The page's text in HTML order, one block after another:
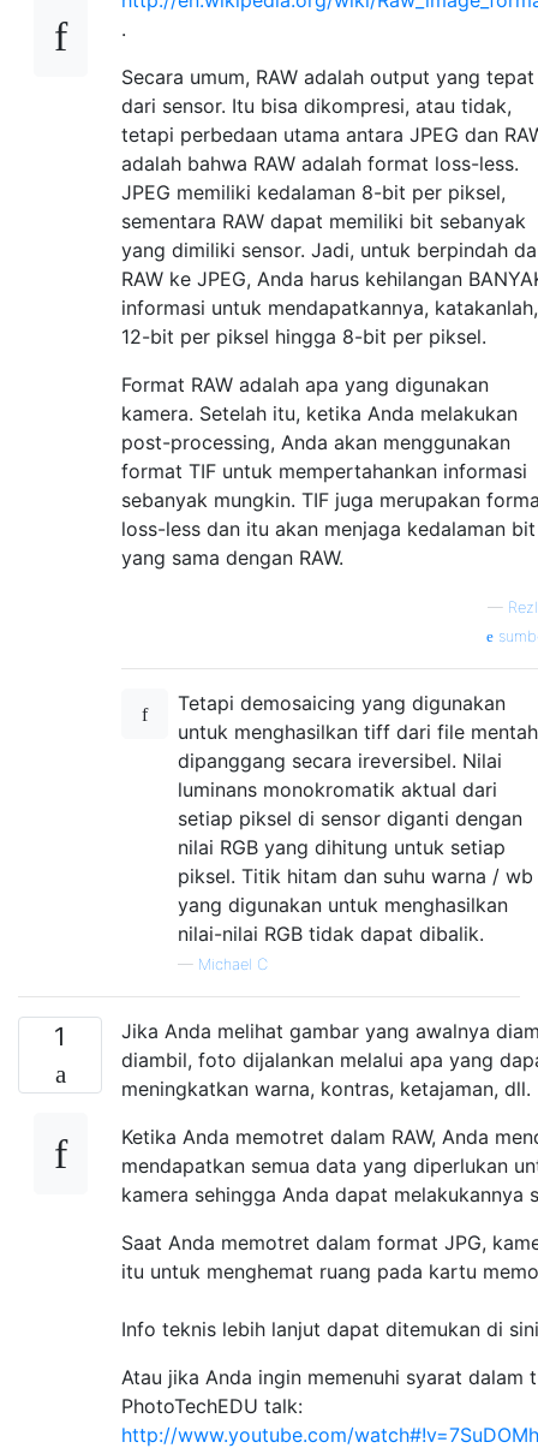
.
Secara umum, RAW adalah output yang tepat
dari sensor. Itu bisa dikompresi, atau tidak,
tetapi perbedaan utama antara JPEG dan
adalah bahwa RAW adalah format loss-less.
JPEG memiliki kedalaman 8-bit per piksel,
sementara RAW dapat memiliki bit sebanyak
yang dimiliki sensor. Jadi, untuk berpindah
RAW ke JPEG, Anda harus kehilangan
informasi untuk mendapatkannya, katakanlah,
12-bit per piksel hingga 8-bit per piksel.
Format RAW adalah apa yang digunakan
kamera. Setelah itu, ketika Anda melakukan
post-processing, Anda akan menggunakan
format TIF untuk mempertahankan informasi
sebanyak mungkin. TIF juga merupakan
loss-less dan itu akan menjaga kedalaman bit
yang sama dengan RAW.
—
Tetapi demosaicing yang digunakan
untuk menghasilkan tiff dari file mentah
dipanggang secara ireversibel. Nilai
luminans monokromatik aktual dari
setiap piksel di sensor diganti dengan
nilai RGB yang dihitung untuk setiap
piksel. Titik hitam dan suhu warna / wb
yang digunakan untuk menghasilkan
nilai-nilai RGB tidak dapat dibalik.
— Michael C
1
Jika Anda melihat gambar yang awalnya
diambil, foto dijalankan melalui apa yang
meningkatkan warna, kontras, ketajaman, dll.
Ketika Anda memotret dalam RAW, Anda
mendapatkan semua data yang diperlukan
kamera sehingga Anda dapat melakukannya
Saat Anda memotret dalam format JPG,
itu untuk menghemat ruang pada kartu
Info teknis lebih lanjut dapat ditemukan di
Atau jika Anda ingin memenuhi syarat
PhotoTechEDU talk:
http://www.youtube.com/